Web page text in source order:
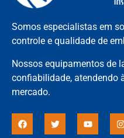
Somos especialistas em
controle e qualidade de
Nossos equipamentos de
confiabilidade, atendendo
mercado.